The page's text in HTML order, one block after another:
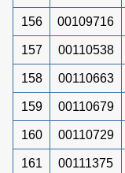
156 00109716
157 00110538
158 00110663
159 00110679
160 00110729
161 00111375